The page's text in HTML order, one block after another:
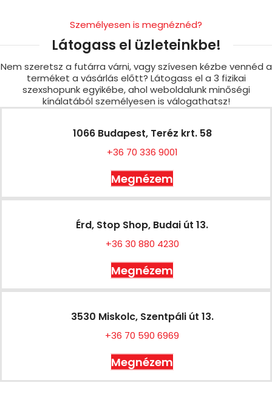
Személyesen is megnéznéd?
Látogass el üzleteinkbe!
Nem szeretsz a futárra várni, vagy szívesen kézbe vennéd a
terméket a vásárlás előtt? Látogass el a 3 fizikai
szexshopunk egyikébe, ahol weboldalunk minőségi
kínálatából személyesen is válogathatsz!
1066 Budapest, Teréz krt. 58
+36 70 336 9001
Megnézem
Érd, Stop Shop, Budai út 13.
+36 30 880 4230
Megnézem
3530 Miskolc, Szentpáli út 13.
+36 70 590 6969
Megnézem